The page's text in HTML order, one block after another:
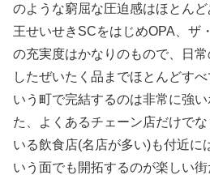
のような窮屈な圧迫感はほとん
王せいせきSCをはじめOPA、ザ
の充実度はかなりのもので、日
したぜいたく品までほとんどす
いう町で完結するのは非常に強
た、よくあるチェーン店だけで
いる飲食店(名店が多い)も付近に
いう面でも開拓するのが楽しい街